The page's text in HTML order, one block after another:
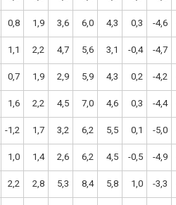
0,8 1,9 3,6 6,0 4,3 0,3 -4,6
1,1 2,2 4,7 5,6 3,1 -0,4 -4,7
0,7 1,9 2,9 5,9 4,3 0,2 -4,2
1,6 2,2 4,5 7,0 4,6 0,3 -4,4
-1,2 1,7 3,2 6,2 5,5 0,1 -5,0
1,0 1,4 2,6 6,2 4,5 -0,5 -4,9
2,2 2,8 5,3 8,4 5,8 1,0 -3,3